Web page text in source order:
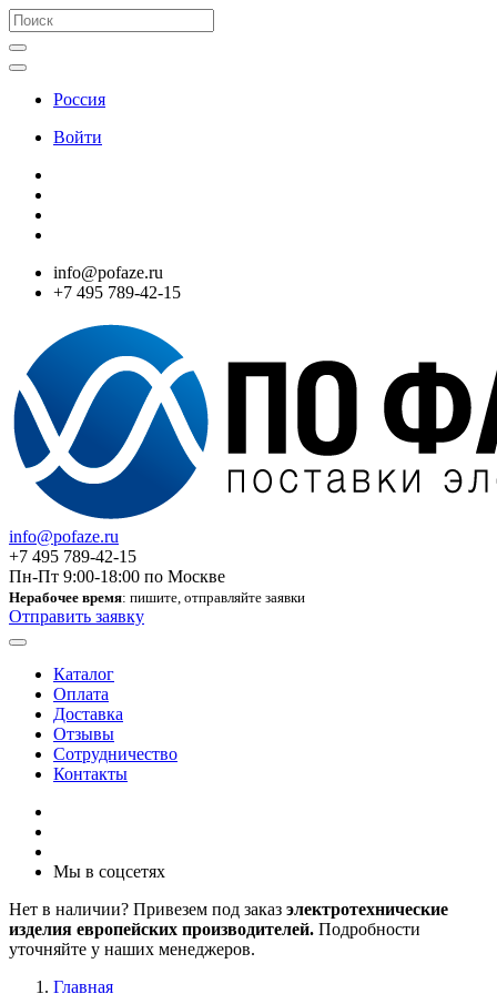
Россия
Войти
info@pofaze.ru
+7 495 789-42-15
info@pofaze.ru
+7 495 789-42-15
Пн-Пт 9:00-18:00 по Москве
Нерабочее время: пишите, отправляйте заявки
Отправить заявку
Каталог
Оплата
Доставка
Отзывы
Сотрудничество
Контакты
Мы в соцсетях
Нет в наличии? Привезем под заказ электротехнические
изделия европейских производителей. Подробности
уточняйте у наших менеджеров.
Главная